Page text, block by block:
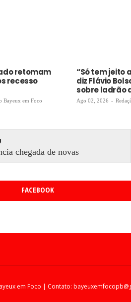
retomam
recesso
Bayeux em Foco
“Só tem jeito
diz Flávio
sobre ladrão
Ago 02, 2026 -
chegada de novas
FACEBOOK
em Foco | Contato: